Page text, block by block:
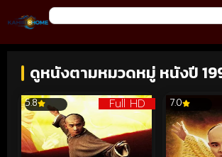
ดูหนังตามหมวดหมู่ หนังปี
Full HD
5.8 7.0